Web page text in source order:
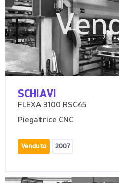
SCHIAVI
FLEXA 3100 RSC45
Piegatrice CNC
Venduto 2007